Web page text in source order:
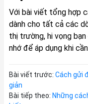
Với bài viết tổng hợp
dành cho tất cả các
thị trường, hi vọng
nhớ để áp dụng khi
Bài viết trước: Cách gửi
giản
Bài tiếp theo: Những